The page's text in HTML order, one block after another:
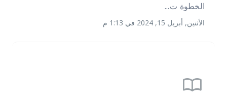
الخطوة ت...
الأثنين, أبريل 15, 2024 في 1:13 م
import_contacts